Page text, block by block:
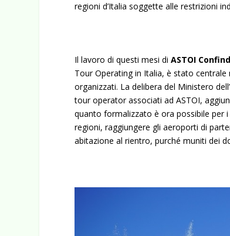
regioni d’Italia soggette alle restrizioni
Il lavoro di questi mesi diASTOI
Tour Operating in Italia, è stato
organizzati. La delibera del Ministero
tour operator associati ad ASTOI,
quanto formalizzato è ora possibile per
regioni, raggiungere gli aeroporti di
abitazione al rientro, purché muniti dei